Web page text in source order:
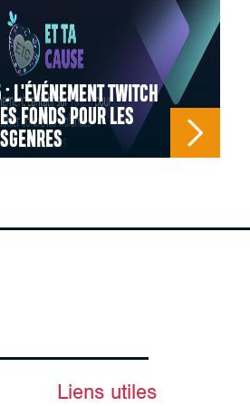
L'ÉVÉNEMENT TWITCH
FONDS POUR LES
Liens utiles